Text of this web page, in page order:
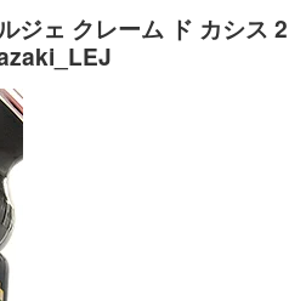
収穫を行い原料としています。
品質管理創業当時からの最大
レンドバランス。常に同じ風
イートオレンジとビターオレン
ランスでブレンドする必要があ
意が払われるこのバランスは、
練した技術者の脳裏にだけ、し
溜は19基の赤銅コラム（柱状
す。まずオレンジ果皮とアル
らエッセンス油を抽出する最
お勧めいたします。最新の入荷
屋でのお買い物についてギフ
ル便発送についてご注文時と配
て返品・交換について ■Bailey
産国：アイルランド■販売量世
自の製法でアイリッシュ・ウ
リーム・リキュール。■ミルク
ク、冷やしてストレート……■
を様々なスタイルでお楽しみ
スキーにフレッシュクリーム
ジェ クレーム ド カシス 2